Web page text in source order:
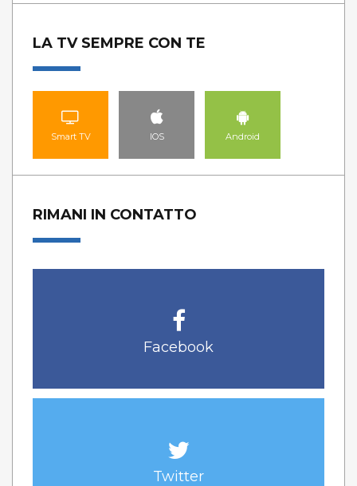
LA TV SEMPRE CON TE
Smart TV IOS Android
RIMANI IN CONTATTO
Facebook
Twitter